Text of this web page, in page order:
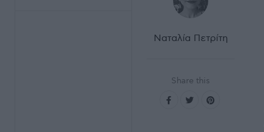
Ναταλία Πετρίτη
Share this